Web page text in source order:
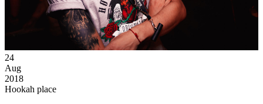
24
Aug
2018
Hookah plаce